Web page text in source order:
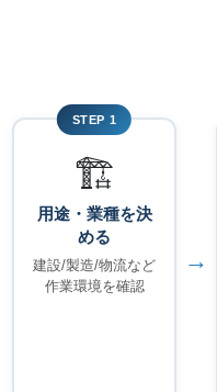
STEP 1
🏗
用途・業種を決
める
建設/製造/物流など
作業環境を確認
→